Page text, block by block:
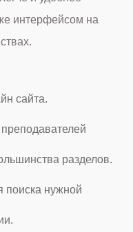
интерфейсом на
сайта.
разделов.
поиска нужной